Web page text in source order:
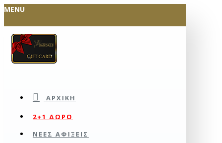
MENU
ΑΡΧΙΚΉ
2+1 ΔΩΡΟ
ΝΕΕΣ ΑΦΙΞΕΙΣ